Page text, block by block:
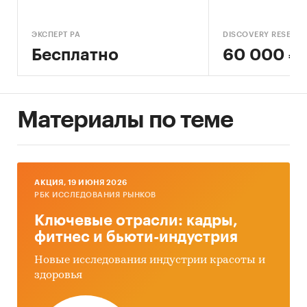
ЭКСПЕРТ РА
Бесплатно
DISCOVERY
60 000 ₽
Материалы по теме
AКЦИЯ, 19 ИЮНЯ 2026
РБК ИССЛЕДОВАНИЯ РЫНКОВ
Ключевые отрасли: кадры,
фитнес и бьюти-индустрия
Новые исследования индустрии красоты и
здоровья